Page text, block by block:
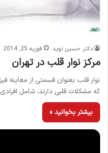
دکتر حسین نوید فوریه 25, 2014
مرکز نوار قلب در تهران
نوار قلب بعنوان قسمتی از معاینه
که مشکلات قلبی دارند، شامل
بیشتر بخوانید »